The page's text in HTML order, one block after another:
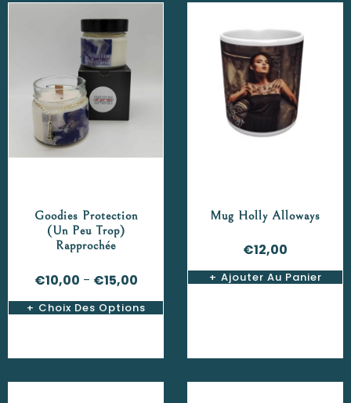
Goodies Protection
(un Peu Trop)
Rapprochée
€10,00 – €15,00
Choix Des Options
Mug Holly Alloways
€12,00
Ajouter Au Panier